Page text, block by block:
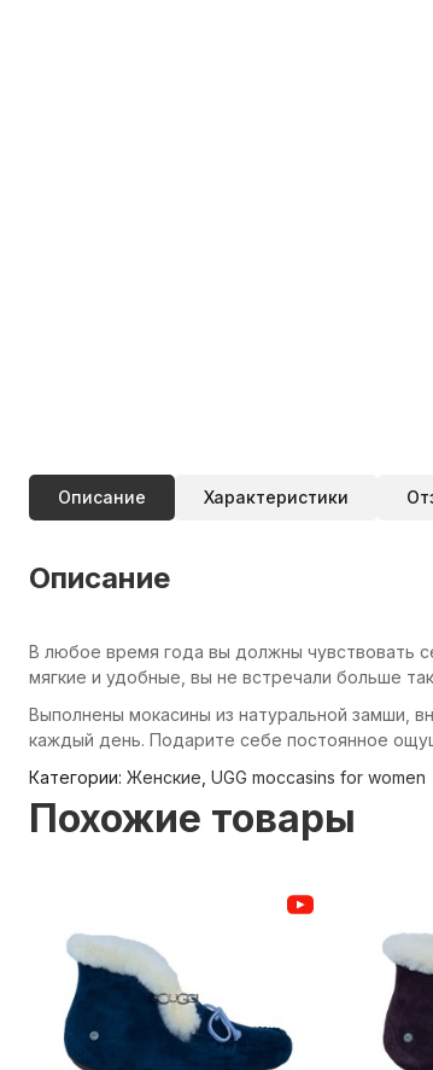
Описание Характеристики
Описание
В любое время года вы должны чувствовать
мягкие и удобные, вы не встречали больше
Выполнены мокасины из натуральной замши,
каждый день. Подарите себе постоянное
Категории: Женские UGG moccasins for women
Похожие товары